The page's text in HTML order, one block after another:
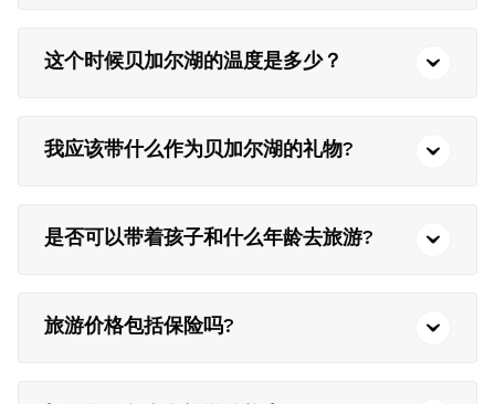
这个时候贝加尔湖的温度是多少？
我应该带什么作为贝加尔湖的礼物?
是否可以带着孩子和什么年龄去旅游?
旅游价格包括保险吗?